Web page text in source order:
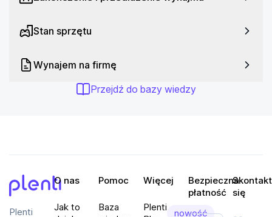
Stan sprzętu
Wynajem na firmę
Przejdź do bazy wiedzy
Plenti
O nas
Jak to
Pomoc
Baza
Więcej
Plenti
nowość
Bezpieczna
płatność
się